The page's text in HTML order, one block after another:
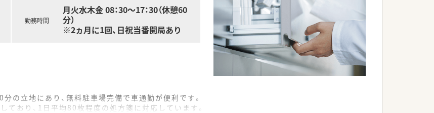
勤務時間
月火水木金 08：30～17：30（休憩60
分）
※2ヵ月に1回、日祝当番開局あり
の立地にあり、無料駐車場完備で車通勤が便利です。
おり、1日平均80枚程度の処方箋に対応しています。